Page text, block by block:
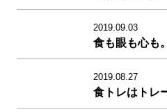
2019.09.03
食も眼も心も。
2019.08.27
食トレはトレ